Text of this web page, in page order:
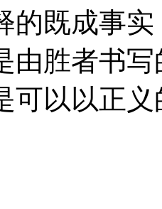
的既成事
由胜者书
可以以正